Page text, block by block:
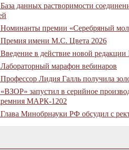
данных растворимости
премии «Серебряный
Премия имени М.С. Цвета 2026
в действие новой
марафон вебинаров
Лидия Галль получила
запустил в серийное
МАРК-1202
Минобрнауки РФ обсудил с